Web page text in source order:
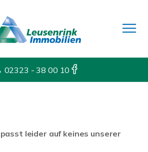
02323 - 38 00 10
leider auf keines unserer